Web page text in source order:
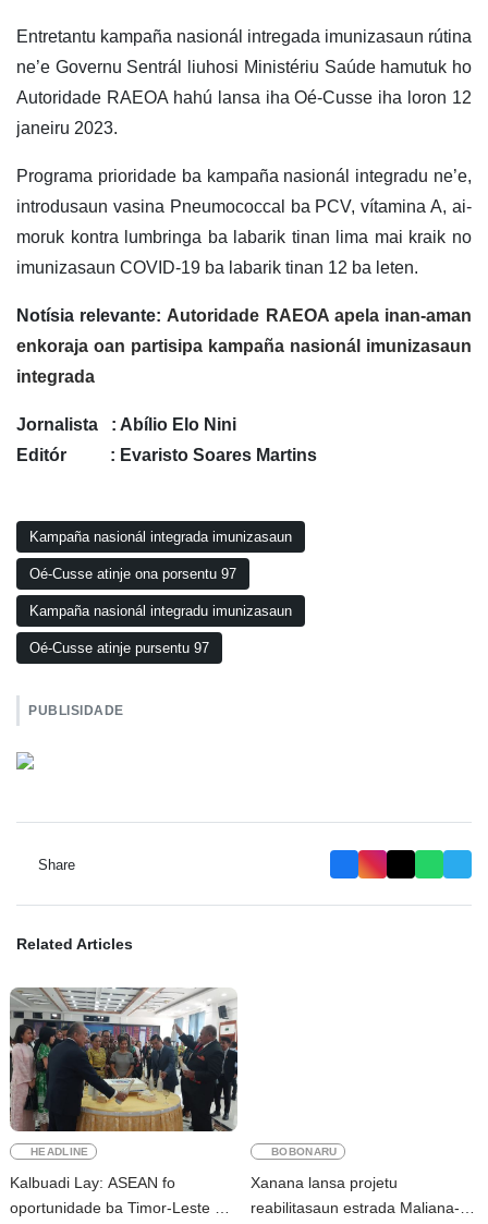
Entretantu kampaña nasionál intregada imunizasaun rútina
ne’e Governu Sentrál liuhosi Ministériu Saúde hamutuk ho
Autoridade RAEOA hahú lansa iha Oé-Cusse iha loron 12
janeiru 2023.
Programa prioridade ba kampaña nasionál integradu ne’e,
introdusaun vasina Pneumococcal ba PCV, vítamina A, ai-
moruk kontra lumbringa ba labarik tinan lima mai kraik no
imunizasaun COVID-19 ba labarik tinan 12 ba leten.
Notísia relevante: Autoridade RAEOA apela inan-aman
enkoraja oan partisipa kampaña nasionál imunizasaun
integrada
Jornalista : Abílio Elo Nini
Editór : Evaristo Soares Martins
Kampaña nasionál integrada imunizasaun
Oé-Cusse atinje ona porsentu 97
Kampaña nasionál integradu imunizasaun
Oé-Cusse atinje pursentu 97
PUBLISIDADE
Share
Related Articles
HEADLINE
Kalbuadi Lay: ASEAN fo
oportunidade ba Timor-Leste atu
BOBONARU
Xanana lansa projetu
reabilitasaun estrada Maliana-